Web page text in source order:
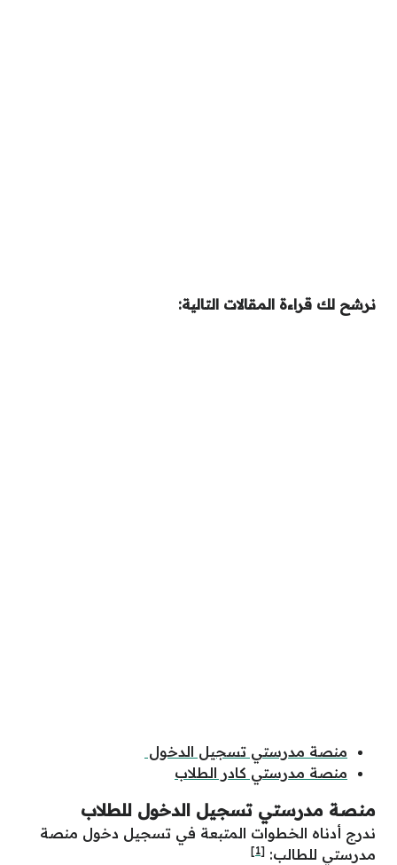
نرشح لك قراءة المقالات التالية:
منصة مدرستي تسجيل الدخول
منصة مدرستي كادر الطلاب
منصة مدرستي تسجيل الدخول للطلاب
ندرج أدناه الخطوات المتبعة في تسجيل دخول منصة
مدرستي للطالب: [1]